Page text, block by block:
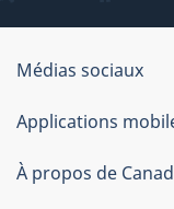
Organisation
du
du
Médias sociaux
Applications
À propos de